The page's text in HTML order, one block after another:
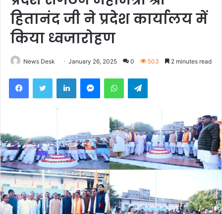
हितानंद जी ने प्रदेश कार्यालय में
किया ध्वजारोहण
News Desk January 26, 2025 0 503 2 minutes read